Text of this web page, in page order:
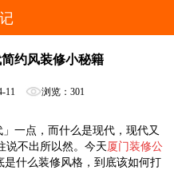
约风装修小秘籍
11 浏览：301
一点，而什么是现代，现代又
说不出所以然。今天厦门装修公
是什么装修风格，到底该如何打